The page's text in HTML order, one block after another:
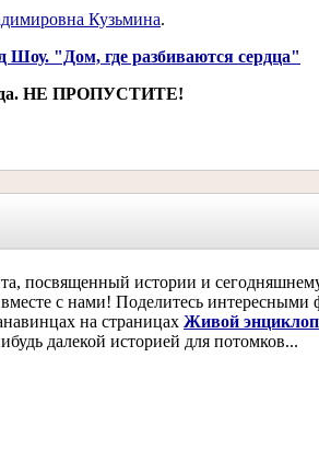
Кузьмина.
Шоу. "Дом, где разбиваются сердца"
НЕ ПРОПУСТИТЕ!
посвященный истории и
вместе с нами! Поделитесь
на страницах Живой
далекой историей для потомков...